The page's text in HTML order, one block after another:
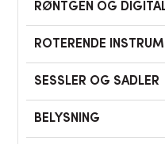
RØNTGEN OG
ROTERENDE
SESSLER OG SADLER
BELYSNING